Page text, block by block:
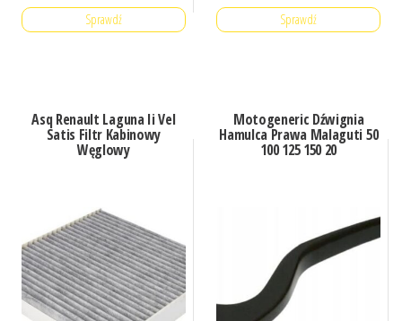
Sprawdź Sprawdź
Asq Renault Laguna Ii Vel
Satis Filtr Kabinowy
Węglowy
Motogeneric Dźwignia
Hamulca Prawa Malaguti 50
100 125 150 20